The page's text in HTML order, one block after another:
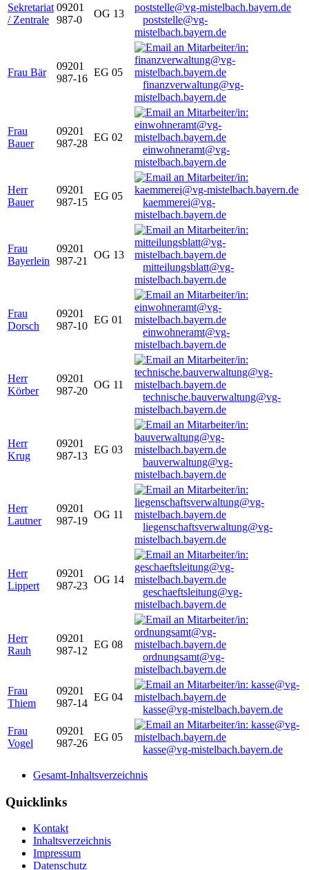
Sekretariat
/ Zentrale
09201
987-0
OG 13
poststelle@vg-
mistelbach.bayern.de
Frau Bär
09201
987-16
EG 05
finanzverwaltung@vg-
mistelbach.bayern.de
Frau
Bauer
09201
987-28
EG 02
einwohneramt@vg-
mistelbach.bayern.de
Herr
Bauer
09201
987-15
EG 05
kaemmerei@vg-
mistelbach.bayern.de
Frau
Bayerlein
09201
987-21
OG 13
mitteilungsblatt@vg-
mistelbach.bayern.de
Frau
Dorsch
09201
987-10
EG 01
einwohneramt@vg-
mistelbach.bayern.de
Herr
Körber
09201
987-20
OG 11
technische.bauverwaltung@vg-
mistelbach.bayern.de
Herr
Krug
09201
987-13
EG 03
bauverwaltung@vg-
mistelbach.bayern.de
Herr
Lautner
09201
987-19
OG 11
liegenschaftsverwaltung@vg-
mistelbach.bayern.de
Herr
Lippert
09201
987-23
OG 14
geschaeftsleitung@vg-
mistelbach.bayern.de
Herr
Rauh
09201
987-12
EG 08
ordnungsamt@vg-
mistelbach.bayern.de
Frau
Thiem
09201
987-14
EG 04
kasse@vg-mistelbach.bayern.de
Frau
Vogel
09201
987-26
EG 05
kasse@vg-mistelbach.bayern.de
Gesamt-Inhaltsverzeichnis
Quicklinks
Kontakt
Inhaltsverzeichnis
Impressum
Datenschutz